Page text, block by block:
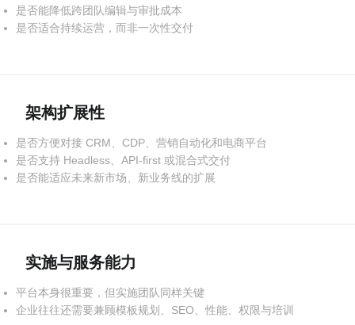
是否能降低跨团队编辑与审批成本
是否适合持续运营，而非一次性交付
架构扩展性
是否方便对接 CRM、CDP、营销自动化和电商平台
是否支持 Headless、API-first 或混合式交付
是否能适应未来新市场、新业务线的扩展
实施与服务能力
平台本身很重要，但实施团队同样关键
企业往往还需要兼顾模板规划、SEO、性能、权限与培训